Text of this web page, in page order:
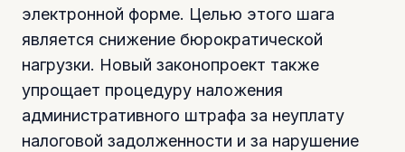
электронной форме. Целью этого шага
является снижение бюрократической
нагрузки. Новый законопроект также
упрощает процедуру наложения
административного штрафа за неуплату
налоговой задолженности и за нарушение